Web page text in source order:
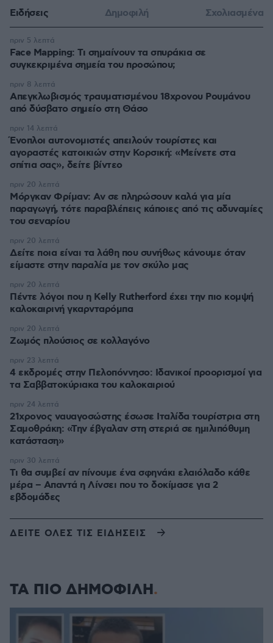
Ειδήσεις Δημοφιλή Σχολιασμένα
Face Mapping: Τι σημαίνουν τα σπυράκια σε
συγκεκριμένα σημεία του προσώπου;
πριν 5 λεπτά
Απεγκλωβισμός τραυματισμένου 18χρονου Ρουμάνου
από δύσβατο σημείο στη Θάσο
πριν 8 λεπτά
Ένοπλοι αυτονομιστές απειλούν τουρίστες και
αγοραστές κατοικιών στην Κορσική: «Μείνετε στα
σπίτια σας», δείτε βίντεο
πριν 14 λεπτά
Μόργκαν Φρίμαν: Αν σε πληρώσουν καλά για μία
παραγωγή, τότε παραβλέπεις κάποιες από τις αδυναμίες
του σεναρίου
πριν 20 λεπτά
Δείτε ποια είναι τα λάθη που συνήθως κάνουμε όταν
είμαστε στην παραλία με τον σκύλο μας
πριν 20 λεπτά
Πέντε λόγοι που η Kelly Rutherford έχει την πιο κομψή
καλοκαιρινή γκαρνταρόμπα
πριν 20 λεπτά
Ζωμός πλούσιος σε κολλαγόνο
πριν 20 λεπτά
4 εκδρομές στην Πελοπόννησο: Ιδανικοί προορισμοί για
τα Σαββατοκύριακα του καλοκαιριού
πριν 23 λεπτά
21χρονος ναυαγοσώστης έσωσε Ιταλίδα τουρίστρια στη
Σαμοθράκη: «Την έβγαλαν στη στεριά σε ημιλιπόθυμη
κατάσταση»
πριν 24 λεπτά
Τι θα συμβεί αν πίνουμε ένα σφηνάκι ελαιόλαδο κάθε
μέρα – Απαντά η Λίνσει που το δοκίμασε για 2
εβδομάδες
πριν 30 λεπτά
ΔΕΙΤΕ ΟΛΕΣ ΤΙΣ ΕΙΔΗΣΕΙΣ
ΤΑ ΠΙΟ ΔΗΜΟΦΙΛΗ